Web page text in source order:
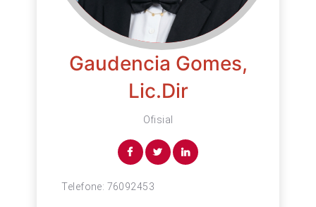
Gaudencia Gomes,
Lic.Dir
Ofisial
Telefone: 76092453